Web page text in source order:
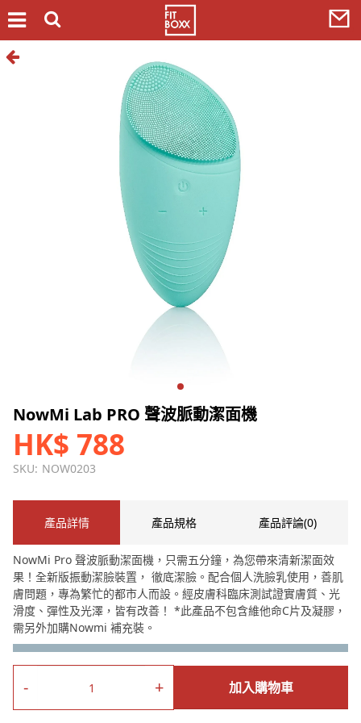
NowMi Lab PRO 聲波脈動潔面機
HK$ 788
SKU: NOW0203
- + 加入購物車
產品詳情 產品規格 產品評論(0)
NowMi Pro 聲波脈動潔面機，只需五分鐘，為您帶來清新潔面效
果！全新版振動潔臉裝置， 徹底潔臉。配合個人洗臉乳使用，善肌
膚問題，專為繁忙的都市人而設。經皮膚科臨床測試證實膚質、光
滑度、彈性及光澤，皆有改善！ *此產品不包含維他命C片及凝膠，
需另外加購Nowmi 補充裝。